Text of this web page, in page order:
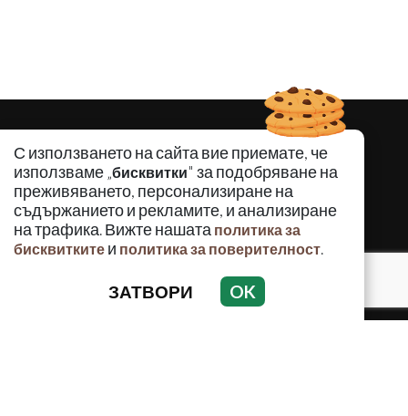
С използването на сайта вие приемате, че
използваме „бисквитки" за подобряване на
преживяването, персонализиране на
съдържанието и рекламите, и анализиране
на трафика. Вижте нашата политика за
бисквитките и политика за поверителност.
ЗАТВОРИ OK
КРИМИНАЛНО